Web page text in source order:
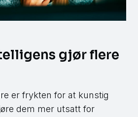
gjør flere
er frykten for at kunstig
dem mer utsatt for